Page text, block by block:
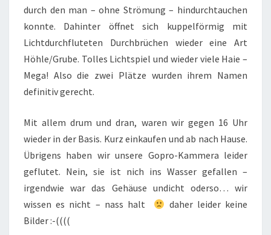
durch den man – ohne Strömung – hindurchtauchen
konnte. Dahinter öffnet sich kuppelförmig mit
Lichtdurchfluteten Durchbrüchen wieder eine Art
Höhle/Grube. Tolles Lichtspiel und wieder viele Haie –
Mega! Also die zwei Plätze wurden ihrem Namen
definitiv gerecht.
Mit allem drum und dran, waren wir gegen 16 Uhr
wieder in der Basis. Kurz einkaufen und ab nach Hause.
Übrigens haben wir unsere Gopro-Kammera leider
geflutet. Nein, sie ist nich ins Wasser gefallen –
irgendwie war das Gehäuse undicht oderso… wir
wissen es nicht – nass halt
daher leider keine
Bilder :-((((